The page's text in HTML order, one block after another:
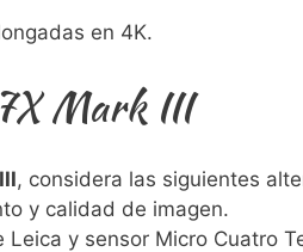
en ‍4K.
Mark⁣ III
, considera las siguientes
y calidad de imagen.
y sensor Micro ⁤Cuatro